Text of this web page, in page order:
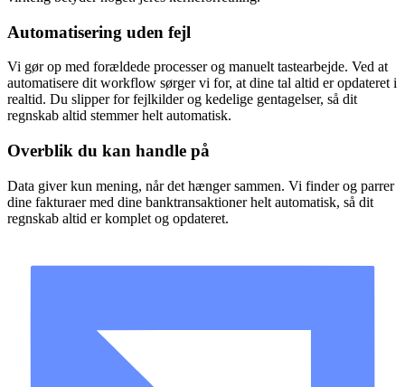
Automatisering uden fejl
Vi gør op med forældede processer og manuelt tastearbejde. Ved at
automatisere dit workflow sørger vi for, at dine tal altid er opdateret i
realtid. Du slipper for fejlkilder og kedelige gentagelser, så dit
regnskab altid stemmer helt automatisk.
Overblik du kan handle på
Data giver kun mening, når det hænger sammen. Vi finder og parrer
dine fakturaer med dine banktransaktioner helt automatisk, så dit
regnskab altid er komplet og opdateret.